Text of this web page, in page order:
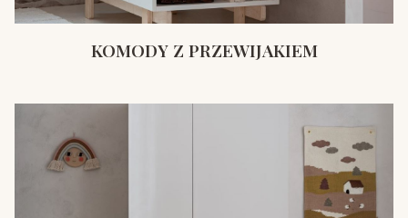
KOMODY Z PRZEWIJAKIEM